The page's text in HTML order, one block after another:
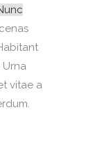
vitae a